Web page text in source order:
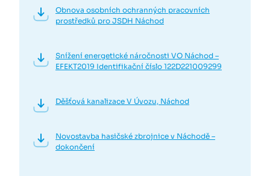
Obnova osobních ochranných pracovních
prostředků pro JSDH Náchod
Snížení energetické náročnosti VO Náchod –
EFEKT2019 Identifikační číslo 122D221009299
Děšťová kanalizace V Úvozu, Náchod
Novostavba hasičské zbrojnice v Náchodě –
dokončení